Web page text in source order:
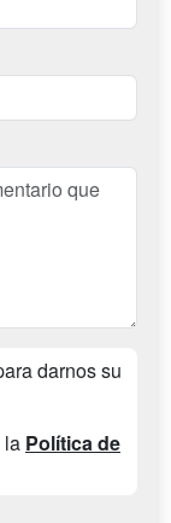
darnos su
la Política de